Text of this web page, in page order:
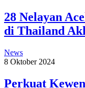
28 Nelayan
di Thailand
News
8 Oktober 2024
Perkuat